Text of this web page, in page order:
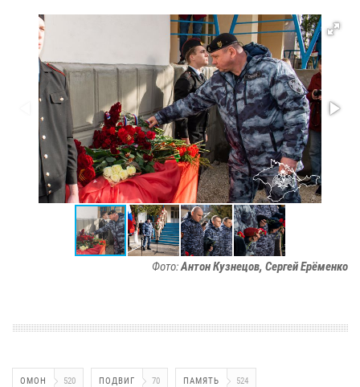
Фото:Антон Кузнецов, Сергей Ерёменко
ОМОН 520 ПОДВИГ 70 ПАМЯТЬ 524